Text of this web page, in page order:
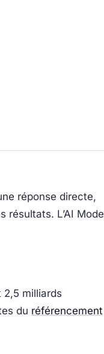
réponse directe,
résultats. L’AI Mode
2,5 milliards
du référencement